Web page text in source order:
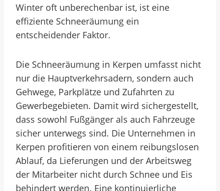
Winter oft unberechenbar ist, ist eine
effiziente Schneeräumung ein
entscheidender Faktor.
Die Schneeräumung in Kerpen umfasst nicht
nur die Hauptverkehrsadern, sondern auch
Gehwege, Parkplätze und Zufahrten zu
Gewerbegebieten. Damit wird sichergestellt,
dass sowohl Fußgänger als auch Fahrzeuge
sicher unterwegs sind. Die Unternehmen in
Kerpen profitieren von einem reibungslosen
Ablauf, da Lieferungen und der Arbeitsweg
der Mitarbeiter nicht durch Schnee und Eis
behindert werden. Eine kontinuierliche